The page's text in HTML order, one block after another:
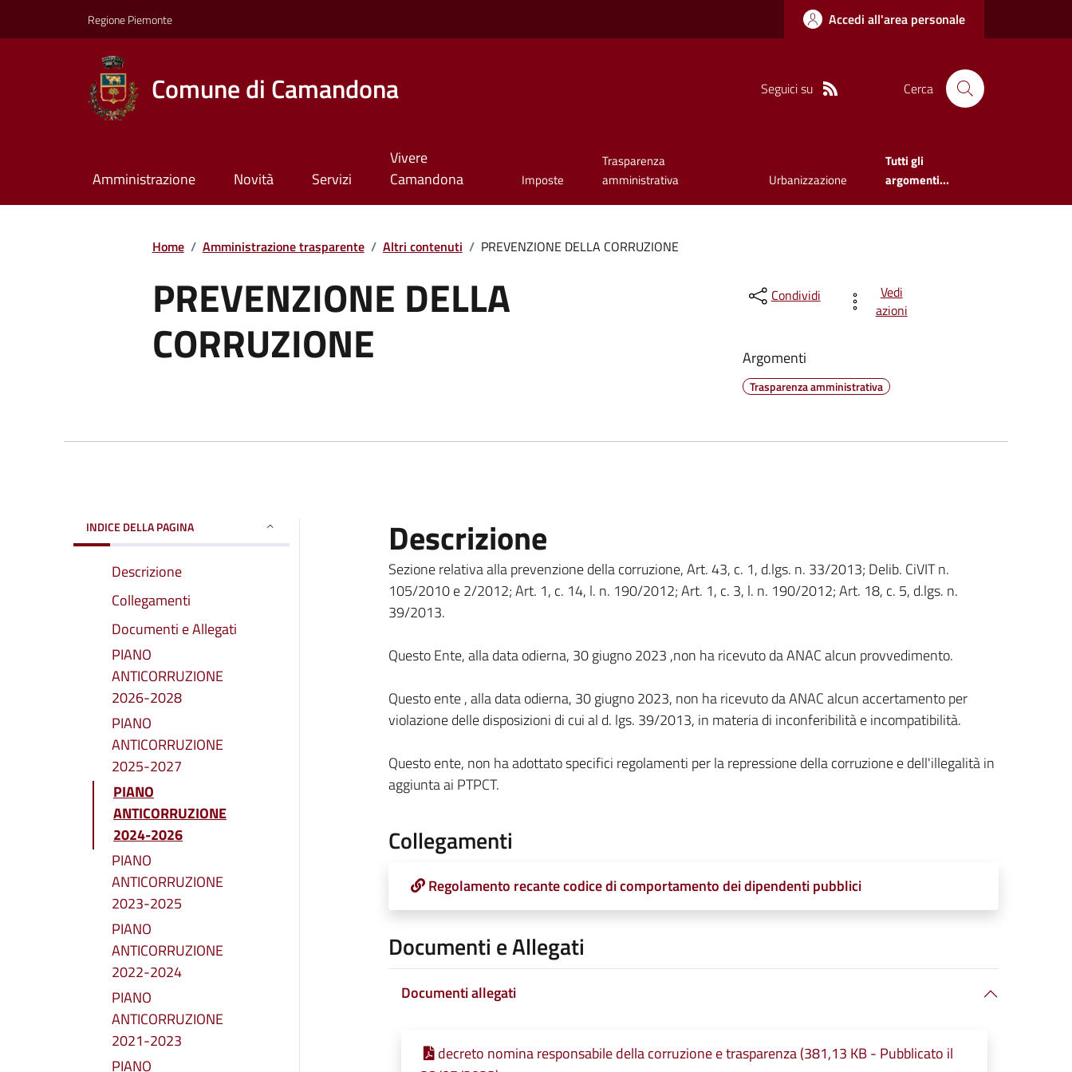
Regione Piemonte Accedi all'area personale
Comune di Camandona Seguici su Cerca
Amministrazione Novità Servizi
Vivere
Camandona
Imposte
Trasparenza
amministrativa
Urbanizzazione
Tutti gli
argomenti...
Home / Amministrazione trasparente / Altri contenuti / PREVENZIONE DELLA CORRUZIONE
PREVENZIONE DELLA
CORRUZIONE
Condividi
Vedi
azioni
Argomenti
Trasparenza amministrativa
INDICE DELLA PAGINA
Descrizione
Collegamenti
Documenti e Allegati
PIANO
ANTICORRUZIONE
2026-2028
PIANO
ANTICORRUZIONE
2025-2027
PIANO
ANTICORRUZIONE
2024-2026
PIANO
ANTICORRUZIONE
2023-2025
PIANO
ANTICORRUZIONE
2022-2024
PIANO
ANTICORRUZIONE
2021-2023
PIANO
Descrizione
Sezione relativa alla prevenzione della corruzione, Art. 43, c. 1, d.lgs. n. 33/2013; Delib. CiVIT n.
105/2010 e 2/2012; Art. 1, c. 14, l. n. 190/2012; Art. 1, c. 3, l. n. 190/2012; Art. 18, c. 5, d.lgs. n.
39/2013.
Questo Ente, alla data odierna, 30 giugno 2023 ,non ha ricevuto da ANAC alcun provvedimento.
Questo ente , alla data odierna, 30 giugno 2023, non ha ricevuto da ANAC alcun accertamento per
violazione delle disposizioni di cui al d. lgs. 39/2013, in materia di inconferibilità e incompatibilità.
Questo ente, non ha adottato specifici regolamenti per la repressione della corruzione e dell'illegalità in
aggiunta ai PTPCT.
Collegamenti
Regolamento recante codice di comportamento dei dipendenti pubblici
Documenti e Allegati
Documenti allegati
decreto nomina responsabile della corruzione e trasparenza (381,13 KB - Pubblicato il